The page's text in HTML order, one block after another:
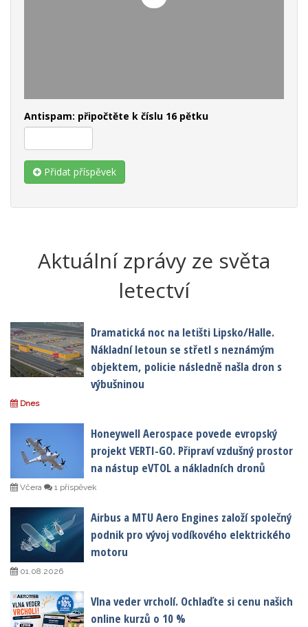
Antispam: připočtěte k číslu 16 pětku
Přidat příspěvek
Aktuální zprávy ze světa
letectví
Dramatická noc na letišti Lipsko/Halle.
Nákladní letoun se střetl s neznámým
objektem, policie následně našla dron s
výbušninou
Dnes
Honeywell Aerospace povede evropský
projekt VERTI-GO. Připraví vzdušný prostor
na nástup eVTOL a nákladních dronů
Včera 1 příspěvek
Airbus a MTU Aero Engines založí společný
podnik pro vývoj vodíkového elektrického
motoru
01.08.2026
Vlna veder vrcholí. Ochlaďte si cenu našich
online kurzů o 10 %